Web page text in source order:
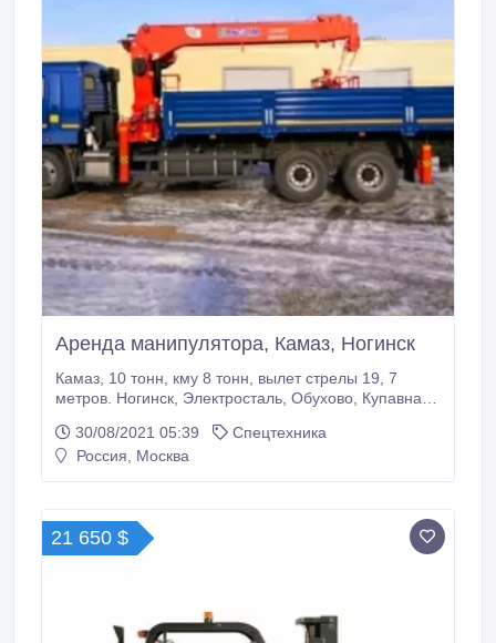
Аренда манипулятора, Камаз, Ногинск
Камаз, 10 тонн, кму 8 тонн, вылет стрелы 19, 7
метров. Ногинск, Электросталь, Обухово, Купавна и
получить, позвонив по указанному номеру
телефона. СМС не читаю, звоните. Собственник.
30/08/2021 05:39
Спецтехника
Россия, Москва
21 650 $